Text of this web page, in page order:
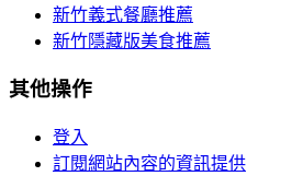
新竹義式餐廳推薦
新竹隱藏版美食推薦
其他操作
登入
訂閱網站內容的資訊提供